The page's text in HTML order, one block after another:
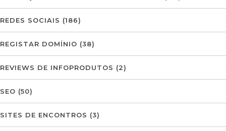
REDES SOCIAIS (186)
REGISTAR DOMÍNIO (38)
REVIEWS DE INFOPRODUTOS (2)
SEO (50)
SITES DE ENCONTROS (3)